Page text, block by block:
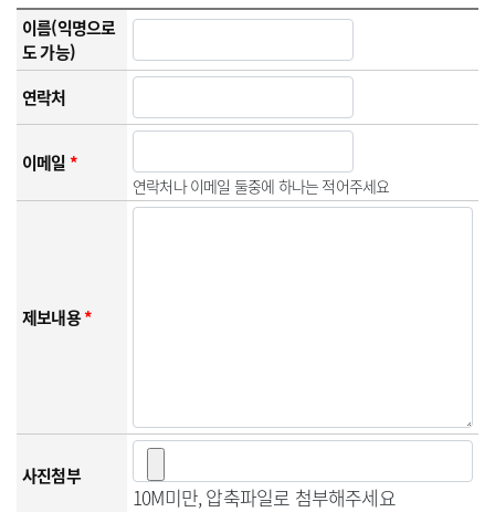
이름(익명으로
도 가능)
연락처
이메일*
연락처나 이메일 둘중에 하나는 적어주세요
제보내용*
사진첨부
10M미만, 압축파일로 첨부해주세요